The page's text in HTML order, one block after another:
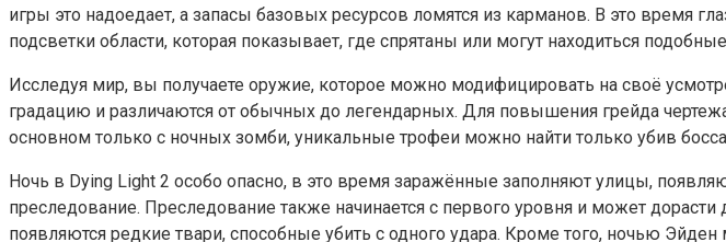
игры это надоедает, а запасы базовых ресурсов ломятся из карманов. В это время
подсветки области, которая показывает, где спрятаны или могут находиться
Исследуя мир, вы получаете оружие, которое можно модифицировать на своё
градацию и различаются от обычных до легендарных. Для повышения грейда
основном только с ночных зомби, уникальные трофеи можно найти только убив
Ночь в Dying Light 2 особо опасно, в это время заражённые заполняют улицы,
преследование. Преследование также начинается с первого уровня и может
появляются редкие твари, способные убить с одного удара. Кроме того, ночью